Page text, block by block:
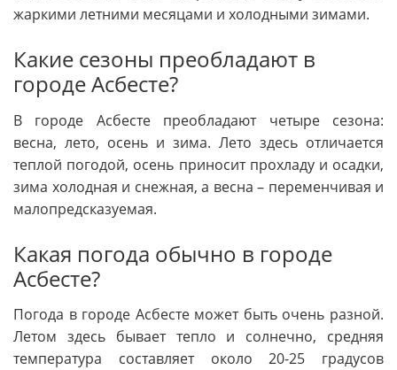
жаркими летними месяцами и холодными зимами.
Какие сезоны преобладают в
городе Асбесте?
В городе Асбесте преобладают четыре сезона:
весна, лето, осень и зима. Лето здесь отличается
теплой погодой, осень приносит прохладу и осадки,
зима холодная и снежная, а весна – переменчивая и
малопредсказуемая.
Какая погода обычно в городе
Асбесте?
Погода в городе Асбесте может быть очень разной.
Летом здесь бывает тепло и солнечно, средняя
температура составляет около 20-25 градусов